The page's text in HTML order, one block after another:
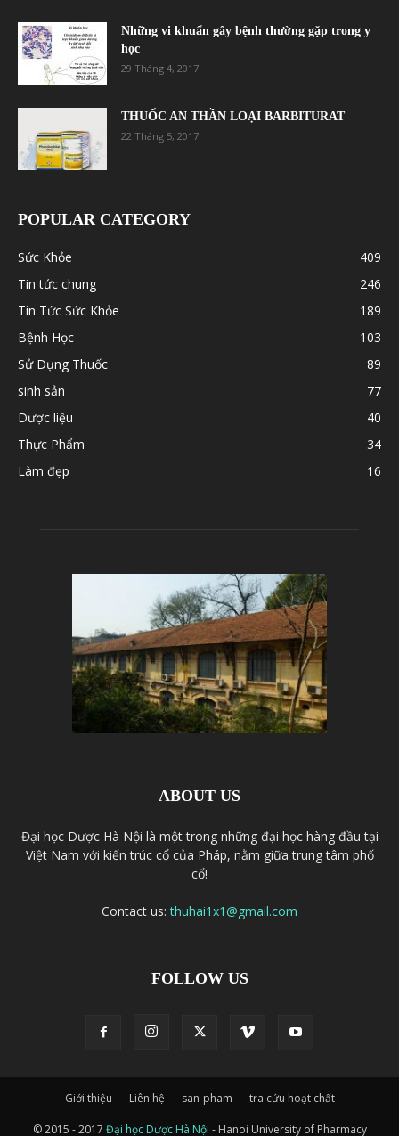
Những vi khuẩn gây bệnh thường gặp trong y
học
29 Tháng 4, 2017
THUỐC AN THẦN LOẠI BARBITURAT
22 Tháng 5, 2017
POPULAR CATEGORY
Sức Khỏe
409
Tin tức chung
246
Tin Tức Sức Khỏe
189
Bệnh Học
103
Sử Dụng Thuốc
89
sinh sản
77
Dược liệu
40
Thực Phẩm
34
Làm đẹp
16
ABOUT US
Đại học Dược Hà Nội là một trong những đại học hàng đầu tại
Việt Nam với kiến trúc cổ của Pháp, nằm giữa trung tâm phố
cổ!
Contact us:thuhai1x1@gmail.com
FOLLOW US
Giới thiệu Liên hệ san-pham tra cứu hoạt chất
© 2015 - 2017 Đại học Dược Hà Nội - Hanoi University of Pharmacy